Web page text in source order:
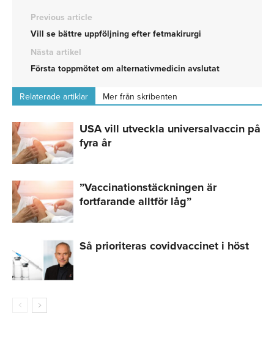
Previous article
Vill se bättre uppföljning efter fetmakirurgi
Nästa artikel
Första toppmötet om alternativmedicin avslutat
Relaterade artiklar Mer från skribenten
USA vill utveckla universalvaccin på
fyra år
”Vaccinationstäckningen är
fortfarande alltför låg”
Så prioriteras covidvaccinet i höst